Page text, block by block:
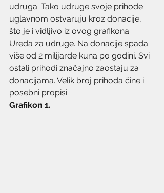
udruga. Tako udruge svoje prihode
uglavnom ostvaruju kroz donacije,
što je i vidljivo iz ovog grafikona
Ureda za udruge. Na donacije spada
više od 2 milijarde kuna po godini. Svi
ostali prihodi značajno zaostaju za
donacijama. Velik broj prihoda čine i
posebni propisi.
Grafikon 1.